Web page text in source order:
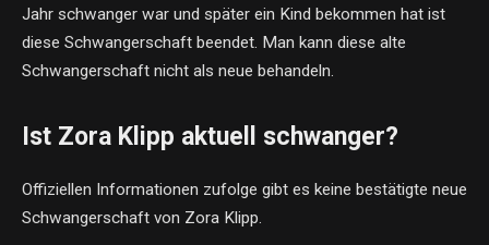
Jahr schwanger war und später ein Kind bekommen hat ist
diese Schwangerschaft beendet. Man kann diese alte
Schwangerschaft nicht als neue behandeln.
Ist Zora Klipp aktuell schwanger?
Offiziellen Informationen zufolge gibt es keine bestätigte neue
Schwangerschaft von Zora Klipp.